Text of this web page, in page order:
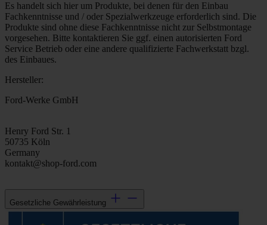
Es handelt sich hier um Produkte, bei denen für den Einbau
Fachkenntnisse und / oder Spezialwerkzeuge erforderlich sind. Die
Produkte sind ohne diese Fachkenntnisse nicht zur Selbstmontage
vorgesehen. Bitte kontaktieren Sie ggf. einen autorisierten Ford
Service Betrieb oder eine andere qualifizierte Fachwerkstatt bzgl.
des Einbaues.
Hersteller:
Ford-Werke GmbH
Henry Ford Str. 1
50735 Köln
Germany
kontakt@shop-ford.com
Gesetzliche Gewährleistung